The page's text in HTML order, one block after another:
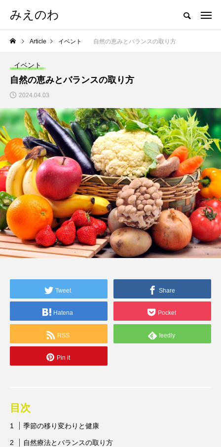
みえのわ
Article イベント 自然の恵みとバランスの取り方
イベント
自然の恵みとバランスの取り方
2024.04.03
Tweet Share
Hatena Pocket
RSS feedly
Pin it
目次
季節の移り変わりと健康
自然療法とバランスの取り方